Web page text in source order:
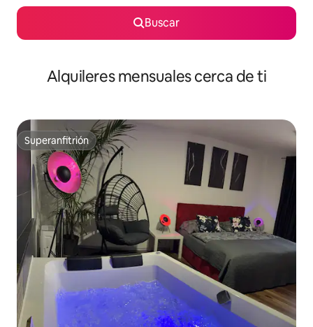
Buscar
Alquileres mensuales cerca de ti
Superanfitrión
Superanfitrión